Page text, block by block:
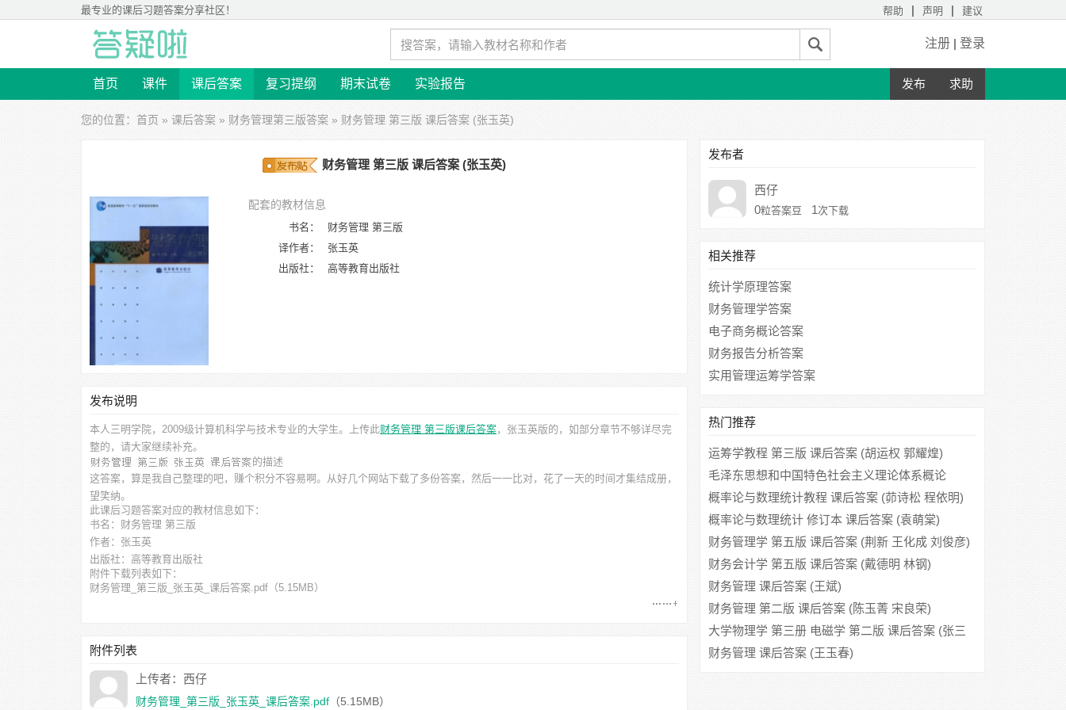
最专业的课后习题答案分享社区！ 帮助 | 声明 | 建议
注册 | 登录
首页 课件 课后答案 复习提纲 期末试卷 实验报告 发布 求助
您的位置： 首页 » 课后答案 » 财务管理第三版答案 » 财务管理 第三版 课后答案 (张玉英)
财务管理 第三版 课后答案 (张玉英)
配套的教材信息
书名：
财务管理 第三版
译作者：
张玉英
出版社：
高等教育出版社
发布说明
本人三明学院，2009级计算机科学与技术专业的大学生。上传此财务管理 第三版课后答案，张玉英版的，如部分章节不够详尽完
整的，请大家继续补充。
的描述
这答案，算是我自己整理的吧，赚个积分不容易啊。从好几个网站下载了多份答案，然后一一比对，花了一天的时间才集结成册，
望笑纳。
此课后习题答案对应的教材信息如下：
书名：财务管理 第三版
作者：张玉英
出版社：高等教育出版社
附件下载列表如下：
财务管理_第三版_张玉英_课后答案.pdf （5.15MB）
附件列表
上传者：西仔
财务管理_第三版_张玉英_课后答案.pdf （5.15MB）
发布者
西仔
0粒答案豆 1次下载
相关推荐
统计学原理答案
财务管理学答案
电子商务概论答案
财务报告分析答案
实用管理运筹学答案
热门推荐
运筹学教程 第三版 课后答案 (胡运权 郭耀煌)
毛泽东思想和中国特色社会主义理论体系概论
(2010版) 参考答案
概率论与数理统计教程 课后答案 (茆诗松 程依明)
概率论与数理统计 修订本 课后答案 (袁萌棠)
财务管理学 第五版 课后答案 (荆新 王化成 刘俊彦)
财务会计学 第五版 课后答案 (戴德明 林钢)
财务管理 课后答案 (王斌)
财务管理 第二版 课后答案 (陈玉菁 宋良荣)
大学物理学 第三册 电磁学 第二版 课后答案 (张三
慧)
财务管理 课后答案 (王玉春)